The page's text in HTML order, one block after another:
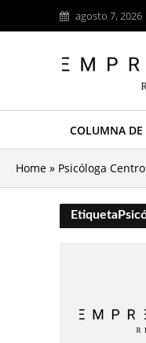
agosto 7, 2026
COLUMNA
Home » Psicóloga